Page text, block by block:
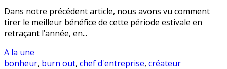
Dans notre précédent article, nous avons vu comment
tirer le meilleur bénéfice de cette période estivale en
retraçant l’année, en...
A la une
bonheur, burn out, chef d'entreprise, créateur